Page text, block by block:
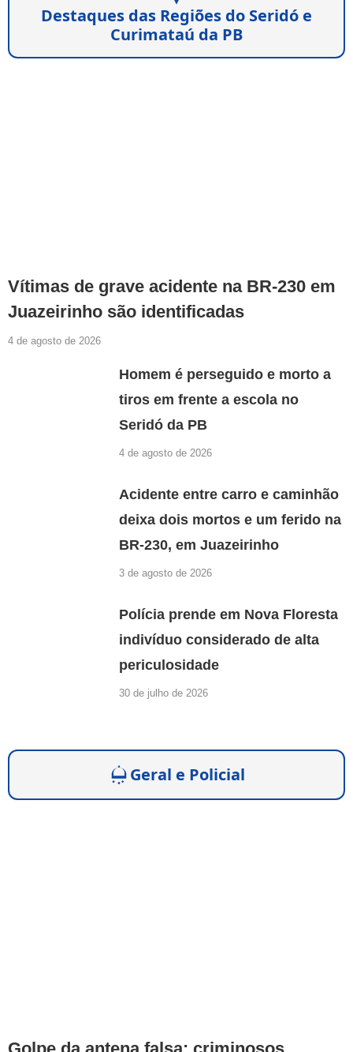
Destaques das Regiões do Seridó e
Curimataú da PB
Vítimas de grave acidente na BR-230 em
Juazeirinho são identificadas
4 de agosto de 2026
Homem é perseguido e morto a
tiros em frente a escola no
Seridó da PB
4 de agosto de 2026
Acidente entre carro e caminhão
deixa dois mortos e um ferido na
BR-230, em Juazeirinho
3 de agosto de 2026
Polícia prende em Nova Floresta
indivíduo considerado de alta
periculosidade
30 de julho de 2026
Geral e Policial